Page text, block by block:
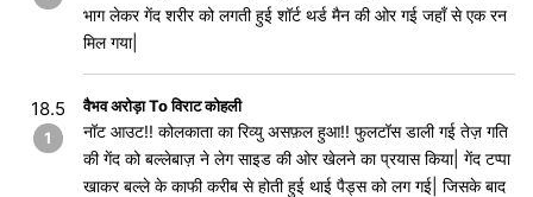
भाग लेकर गेंद शरीर को लगती हुई शॉर्ट थर्ड मैन की ओर गई जहाँ से एक रन
मिल गया|
18.5
1
वैभव अरोड़ा To विराट कोहली
नॉट आउट!! कोलकाता का रिव्यु असफ़ल हुआ!! फुलटॉस डाली गई तेज़ गति
की गेंद को बल्लेबाज़ ने लेग साइड की ओर खेलने का प्रयास किया| गेंद टप्पा
खाकर बल्ले के काफी करीब से होती हुई थाई पैड्स को लग गई| जिसके बाद